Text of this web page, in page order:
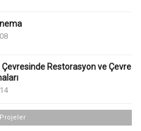
Restorasyon ve Çevre